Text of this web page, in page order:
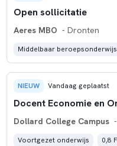
Open sollicitatie
Aeres MBO - Dronten
Middelbaar beroepsonderwijs
NIEUW Vandaag geplaatst
Docent Economie en
Dollard College Campus
Voortgezet onderwijs 0,8